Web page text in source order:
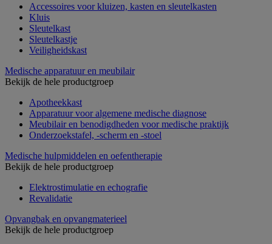
Accessoires voor kluizen, kasten en sleutelkasten
Kluis
Sleutelkast
Sleutelkastje
Veiligheidskast
Medische apparatuur en meubilair
Bekijk de hele productgroep
Apotheekkast
Apparatuur voor algemene medische diagnose
Meubilair en benodigdheden voor medische praktijk
Onderzoekstafel, -scherm en -stoel
Medische hulpmiddelen en oefentherapie
Bekijk de hele productgroep
Elektrostimulatie en echografie
Revalidatie
Opvangbak en opvangmaterieel
Bekijk de hele productgroep